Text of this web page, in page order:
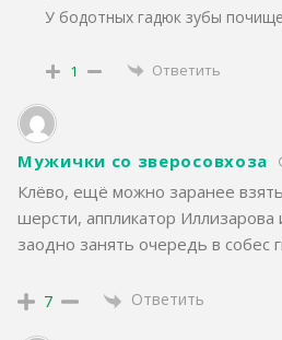
У бодотных гадюк зубы
1 Ответить
Мужички со зверосовхоза
Клёво, ещё можно заранее
шерсти, аппликатор Иллизарова
заодно занять очередь в собес
7 Ответить